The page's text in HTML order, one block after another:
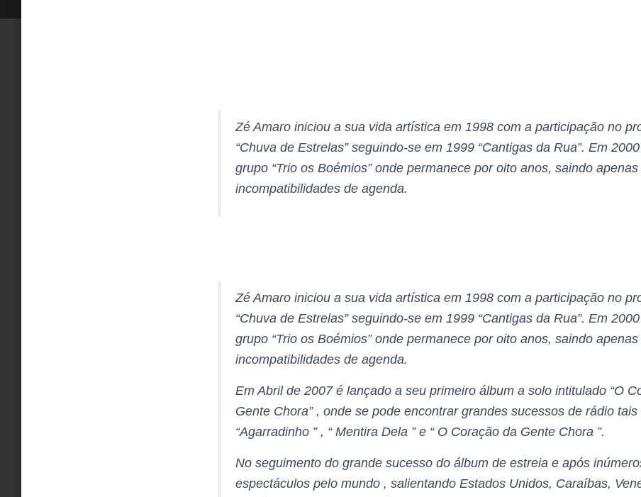
Zé Amaro iniciou a sua vida artística em 1998 com a participação no
“Chuva de Estrelas” seguindo-se em 1999 “Cantigas da Rua”. Em
grupo “Trio os Boémios” onde permanece por oito anos, saindo
incompatibilidades de agenda.
Zé Amaro iniciou a sua vida artística em 1998 com a participação no
“Chuva de Estrelas” seguindo-se em 1999 “Cantigas da Rua”. Em
grupo “Trio os Boémios” onde permanece por oito anos, saindo
incompatibilidades de agenda.
Em Abril de 2007 é lançado a seu primeiro álbum a solo intitulado “O
Gente Chora” , onde se pode encontrar grandes sucessos de rádio tais
“Agarradinho ” , “ Mentira Dela ” e “ O Coração da Gente Chora ”.
No seguimento do grande sucesso do álbum de estreia e após
espectáculos pelo mundo , salientando Estados Unidos, Caraíbas,